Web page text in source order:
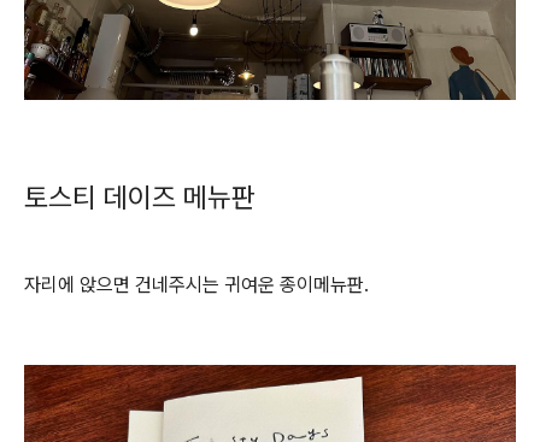
토스티 데이즈 메뉴판
자리에 앉으면 건네주시는 귀여운 종이메뉴판.